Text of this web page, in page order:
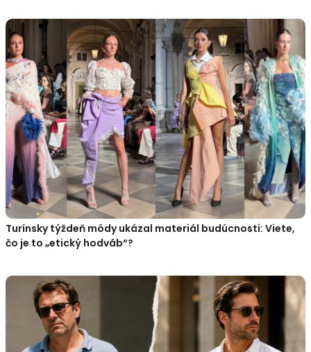
Turínsky týždeň módy ukázal materiál budúcnosti: Viete,
čo je to „etický hodváb“?